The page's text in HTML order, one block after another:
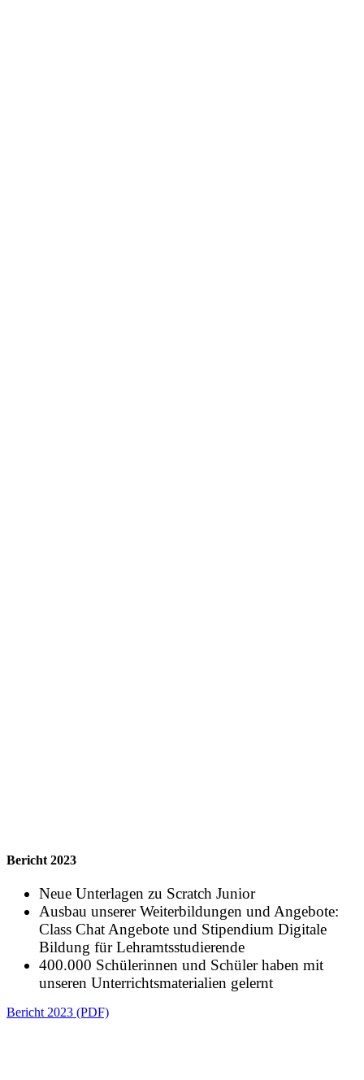
Bericht 2023
Neue Unterlagen zu Scratch Junior
Ausbau unserer Weiterbildungen und Angebote:
Class Chat Angebote und Stipendium Digitale
Bildung für Lehramtsstudierende
400.000 Schülerinnen und Schüler haben mit
unseren Unterrichtsmaterialien gelernt
Bericht 2023 (PDF)